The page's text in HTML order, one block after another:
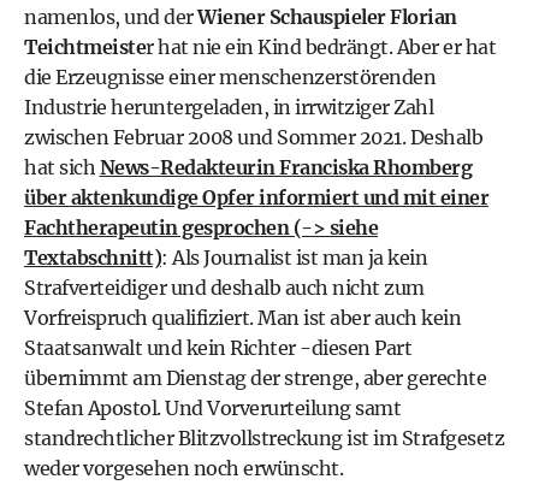
namenlos, und derWiener Schauspieler Florian
Teichtmeister hat nie ein Kind bedrängt. Aber er hat
die Erzeugnisse einer menschenzerstörenden
Industrie heruntergeladen, in irrwitziger Zahl
zwischen Februar 2008 und Sommer 2021. Deshalb
hat sich News-Redakteurin Franciska Rhomberg
über aktenkundige Opfer informiert und mit einer
Fachtherapeutin gesprochen (-> siehe
Textabschnitt): Als Journalist ist man ja kein
Strafverteidiger und deshalb auch nicht zum
Vorfreispruch qualifiziert. Man ist aber auch kein
Staatsanwalt und kein Richter -diesen Part
übernimmt am Dienstag der strenge, aber gerechte
Stefan Apostol. Und Vorverurteilung samt
standrechtlicher Blitzvollstreckung ist im Strafgesetz
weder vorgesehen noch erwünscht.